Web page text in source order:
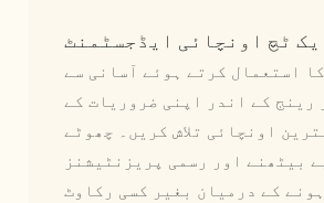
ٹچ اونچائی ایڈجسٹمنٹ
استعمال کرتے ہوئے آسانی سے
رینج کے اندر اپنی ضروریات کے
اونچائی تلاش کریں۔ چھوٹے
بیٹھنے اور رسمی پریزنٹیشنز
کے درمیان بغیر کسی رکاوٹ